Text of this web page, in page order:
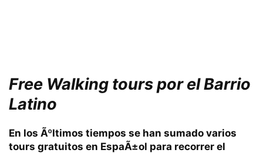
Free Walking tours por elBarrio
Latino
En los Ãºltimos tiempos se han sumado varios
tours gratuitos en EspaÃ±ol para recorrer el